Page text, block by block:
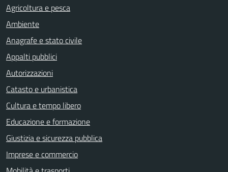
Agricoltura e pesca
Ambiente
Anagrafe e stato civile
Appalti pubblici
Autorizzazioni
Catasto e urbanistica
Cultura e tempo libero
Educazione e formazione
Giustizia e sicurezza pubblica
Imprese e commercio